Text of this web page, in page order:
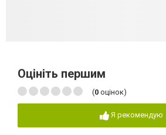
Оцініть першим
(0 оцінок)
Я рекомендую